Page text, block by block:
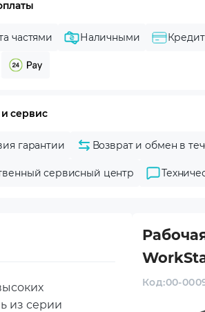
частями Наличными Кредит
сервис
гарантии Возврат и обмен в
сервисный центр
из серии
Код:00-